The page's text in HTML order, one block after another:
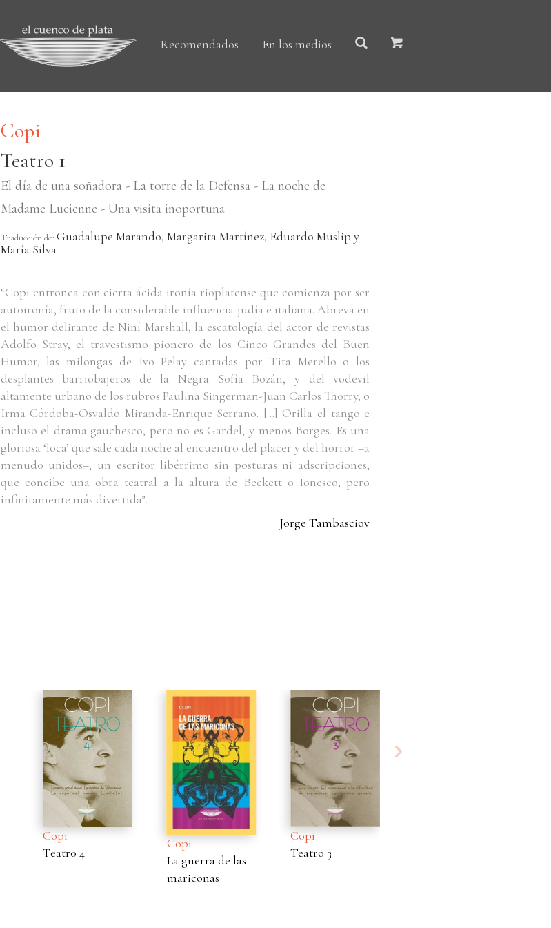
Recomendados En los medios
Copi
Teatro 1
El día de una soñadora - La torre de la Defensa - La noche de
Madame Lucienne - Una visita inoportuna
Traducción de: Guadalupe Marando, Margarita Martínez, Eduardo Muslip y
María Silva
“Copi entronca con cierta ácida ironía rioplatense que comienza por ser
autoironía, fruto de la considerable influencia judía e italiana. Abreva en
el humor delirante de Niní Marshall, la escatología del actor de revistas
Adolfo Stray, el travestismo pionero de los Cinco Grandes del Buen
Humor, las milongas de Ivo Pelay cantadas por Tita Merello o los
desplantes barriobajeros de la Negra Sofía Bozán, y del vodevil
altamente urbano de los rubros Paulina Singerman-Juan Carlos Thorry, o
Irma Córdoba-Osvaldo Miranda-Enrique Serrano. […] Orilla el tango e
incluso el drama gauchesco, pero no es Gardel, y menos Borges. Es una
gloriosa ‘loca’ que sale cada noche al encuentro del placer y del horror –a
menudo unidos–; un escritor libérrimo sin posturas ni adscripciones,
que concibe una obra teatral a la altura de Beckett o Ionesco, pero
infinitamente más divertida”.
Jorge Tambasciov
La guerra de las
Copi